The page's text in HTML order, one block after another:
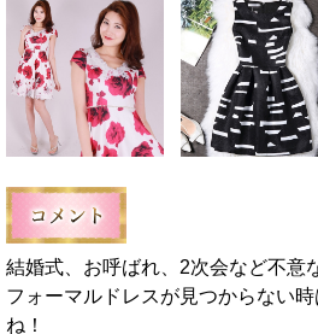
結婚式、お呼ばれ、2次会など不意
フォーマルドレスが見つからない
ね！